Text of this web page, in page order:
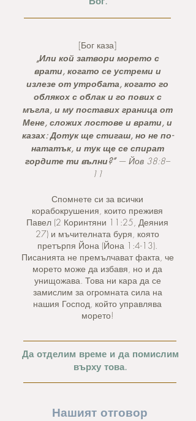
[Бог каза]
„Или кой затвори морето с
врати, когато се устреми и
излезе от утробата, когато го
облякох с облак и го пових с
мъгла, и му поставих граница от
Мене, сложих лостове и врати, и
казах: Дотук ще стигаш, но не по-
нататък, и тук ще се спират
гордите ти вълни?”— Йов 38:8–
11
Спомнете си за всички
корабокрушения, които преживя
Павел (2 Коринтяни 11:25, Деяния
27) и мъчителната буря, която
претърпя Йона (Йона 1:4-13).
Писанията не премълчават факта, че
морето може да избавя, но и да
унищожава. Това ни кара да се
замислим за огромната сила на
нашия Господ, който управлява
морето!
Да отделим време и да помислим
върху това.
Нашият отговор